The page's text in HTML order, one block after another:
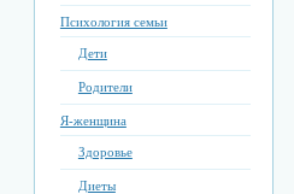
Психология семьи
Дети
Родители
Я-женщина
Здоровье
Диеты